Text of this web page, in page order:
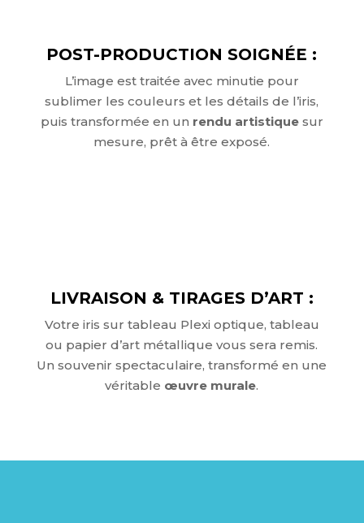
POST-PRODUCTION SOIGNÉE :
L’image est traitée avec minutie pour
sublimer les couleurs et les détails de l’iris,
puis transformée en un rendu artistiquesur
mesure, prêt à être exposé.
LIVRAISON & TIRAGES D’ART :
Votre iris sur tableau Plexi optique, tableau
ou papier d’art métallique vous sera remis.
Un souvenir spectaculaire, transformé en une
véritable œuvre murale.